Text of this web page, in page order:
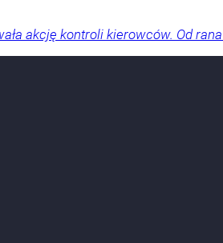
akcję kontroli kierowców. Od